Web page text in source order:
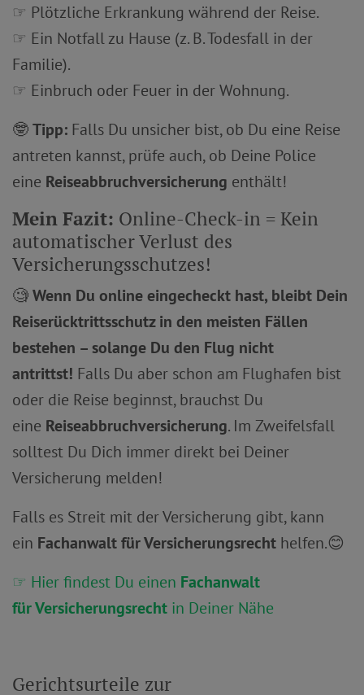
☞ Plötzliche Erkrankung während der Reise.
☞ Ein Notfall zu Hause (z. B. Todesfall in der
Familie).
☞ Einbruch oder Feuer in der Wohnung.
🤓Tipp: Falls Du unsicher bist, ob Du eine Reise
antreten kannst, prüfe auch, ob Deine Police
eine Reiseabbruchversicherung enthält!
Mein Fazit: Online-Check-in = Kein
automatischer Verlust des
Versicherungsschutzes!
🧐Wenn Du online eingecheckt hast, bleibt Dein
Reiserücktrittsschutz in den meisten Fällen
bestehen – solange Du den Flug nicht
antrittst! Falls Du aber schon am Flughafen bist
oder die Reise beginnst, brauchst Du
eine Reiseabbruchversicherung. Im Zweifelsfall
solltest Du Dich immer direkt bei Deiner
Versicherung melden!
Falls es Streit mit der Versicherung gibt, kann
ein Fachanwalt für Versicherungsrecht helfen.😊
☞ Hier findest Du einen Fachanwalt
fürVersicherungsrecht in Deiner Nähe
Gerichtsurteile zur